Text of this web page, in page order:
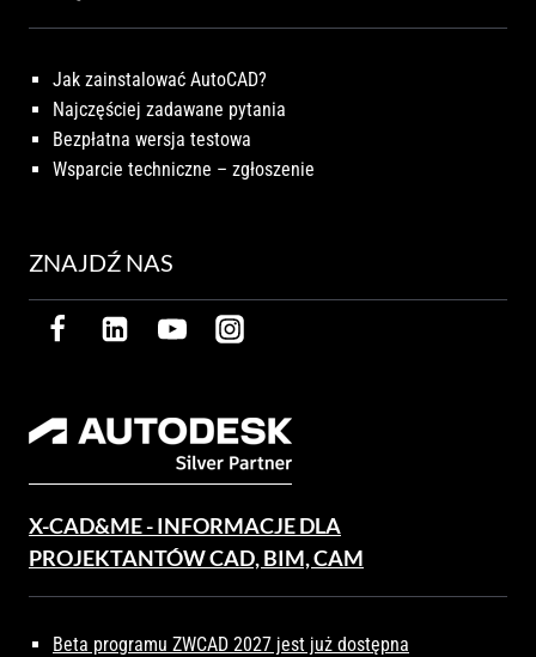
Jak zainstalować AutoCAD?
Najczęściej zadawane pytania
Bezpłatna wersja testowa
Wsparcie techniczne – zgłoszenie
ZNAJDŹ NAS
X-CAD&ME - INFORMACJE DLA
PROJEKTANTÓW CAD, BIM, CAM
Beta programu ZWCAD 2027 jest już dostępna